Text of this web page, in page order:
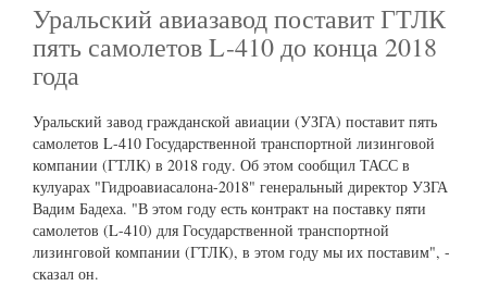
Уральский авиазавод поставит ГТЛК
пять самолетов L-410 до конца 2018
года
Уральский завод гражданской авиации (УЗГА) поставит пять
самолетов L-410 Государственной транспортной лизинговой
компании (ГТЛК) в 2018 году. Об этом сообщил ТАСС в
кулуарах "Гидроавиасалона-2018" генеральный директор УЗГА
Вадим Бадеха. "В этом году есть контракт на поставку пяти
самолетов (L-410) для Государственной транспортной
лизинговой компании (ГТЛК), в этом году мы их поставим", -
сказал он.